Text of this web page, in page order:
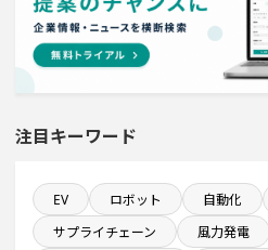
直近3か月以内に着手する設
従業員数100名以上プロジェ
金融・保険事業を営む会社
設計画
食品卸に関するプロジェクト
注目キーワード
EV ロボット 自動化
サプライチェーン
風力発電